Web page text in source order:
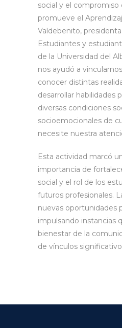
social y el
promueve el
Valdebenito,
Estudiantes y
de la Universidad del
nos ayudó a
conocer distintas
desarrollar habilidades
diversas condiciones
socioemocionales de
necesite nuestra
Esta actividad marcó
importancia de
social y el rol de los
futuros profesionales.
nuevas oportunidades
impulsando instancias
bienestar de la
de vínculos